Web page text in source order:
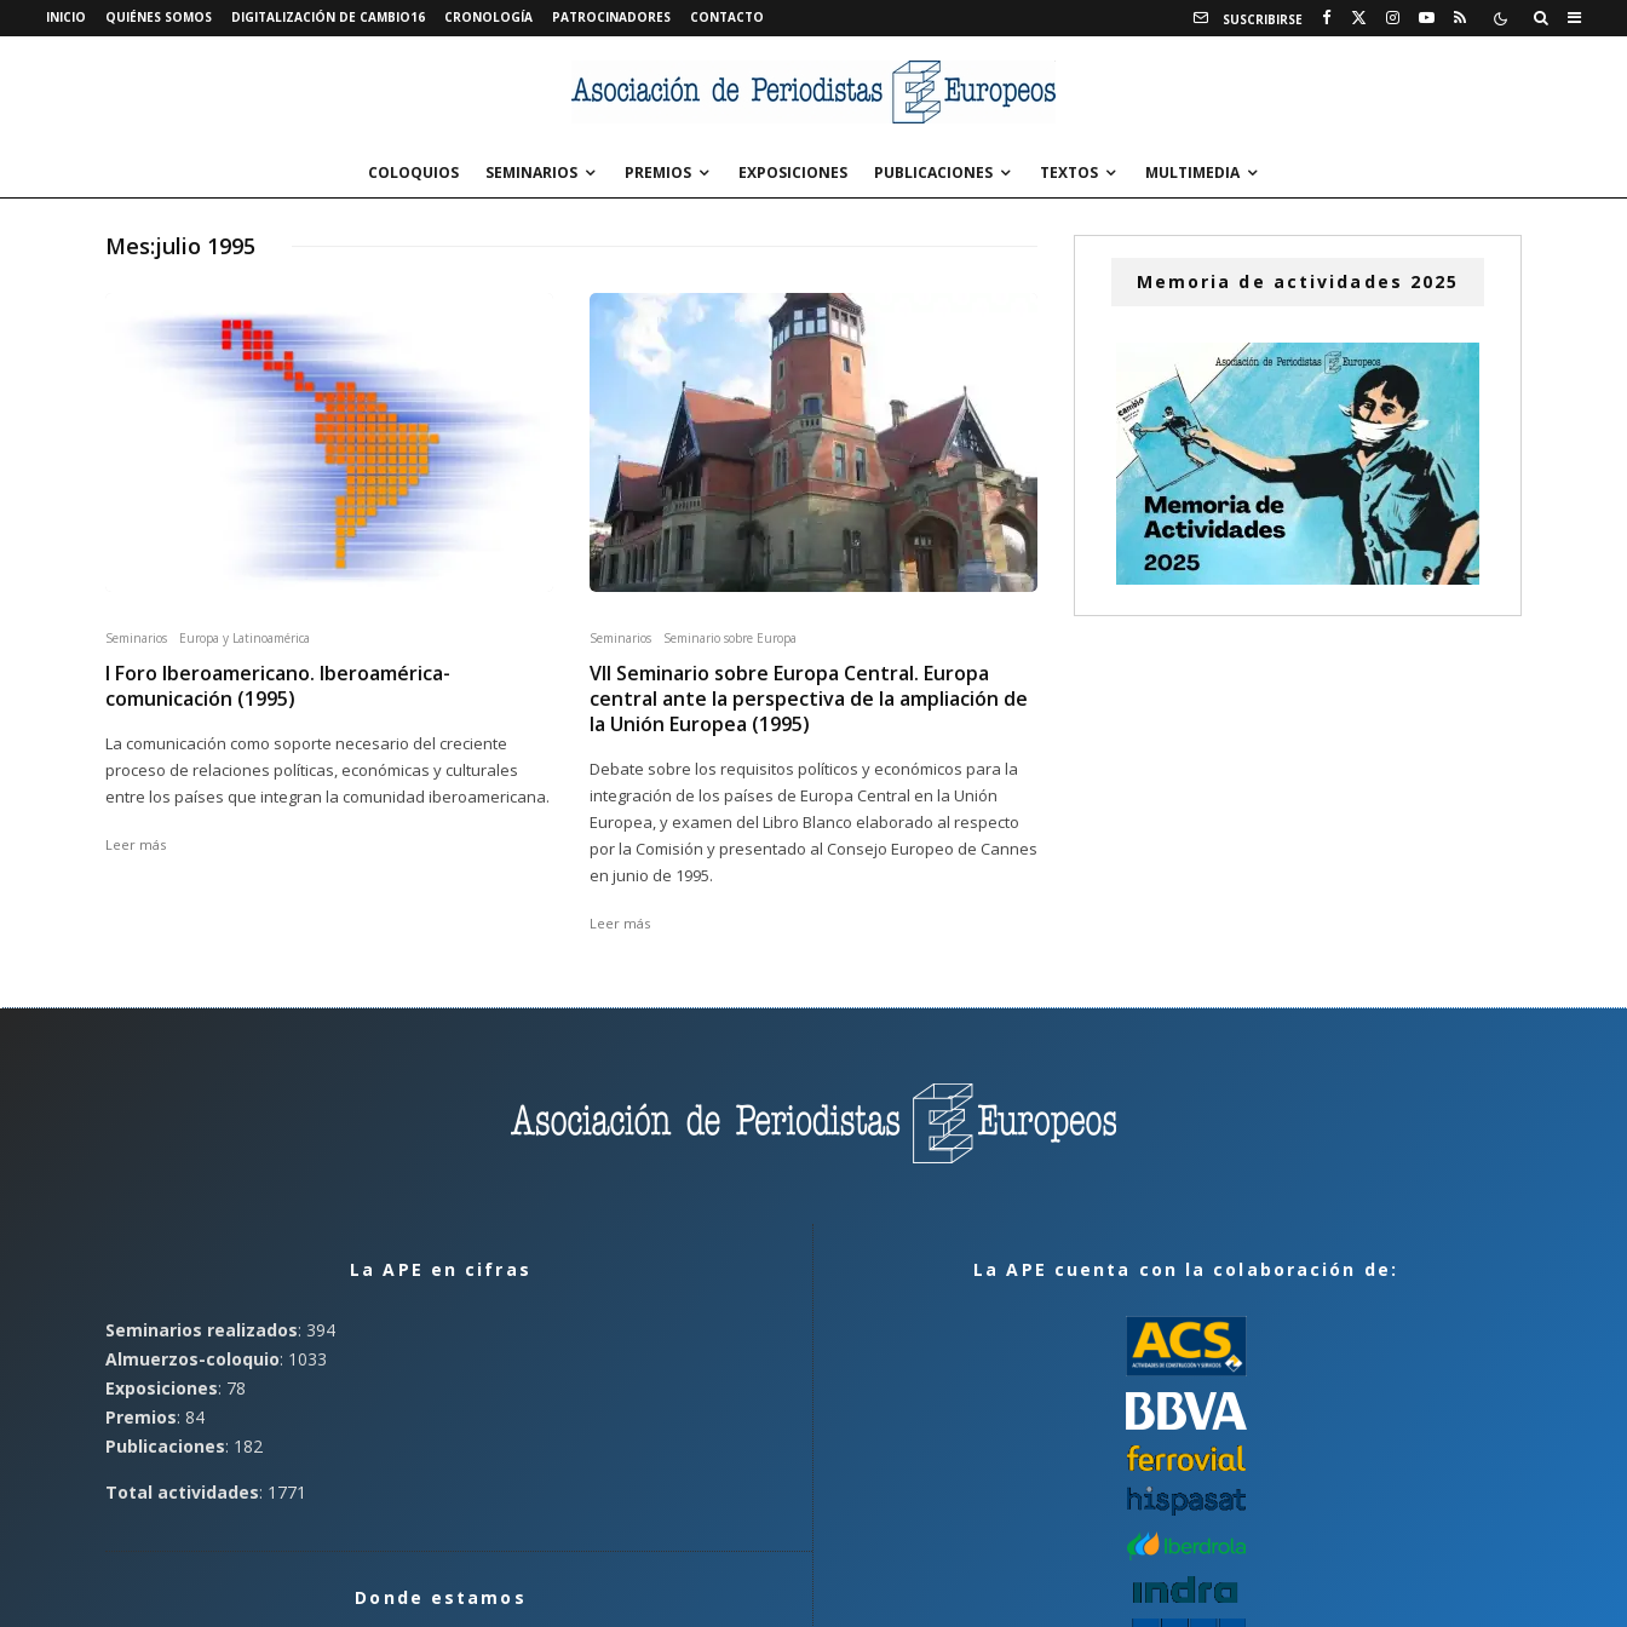
INICIO QUIÉNES SOMOS DIGITALIZACIÓN DE CAMBIO16 CRONOLOGÍA PATROCINADORES CONTACTO SUSCRIBIRSE
COLOQUIOS SEMINARIOS PREMIOS EXPOSICIONES PUBLICACIONES TEXTOS MULTIMEDIA
Mes:julio 1995
Seminarios Europa y Latinoamérica
I Foro Iberoamericano. Iberoamérica-
comunicación (1995)
La comunicación como soporte necesario del creciente
proceso de relaciones políticas, económicas y culturales
entre los países que integran la comunidad iberoamericana.
Leer más
Seminarios Seminario sobre Europa
VII Seminario sobre Europa Central. Europa
central ante la perspectiva de la ampliación de
la Unión Europea (1995)
Debate sobre los requisitos políticos y económicos para la
integración de los países de Europa Central en la Unión
Europea, y examen del Libro Blanco elaborado al respecto
por la Comisión y presentado al Consejo Europeo de Cannes
en junio de 1995.
Leer más
Memoria de actividades 2025
La APE en cifras
Seminarios realizados: 394
Almuerzos-coloquio: 1033
Exposiciones: 78
Premios: 84
Publicaciones: 182
Total actividades: 1771
Donde estamos
La APE cuenta con la colaboración de: